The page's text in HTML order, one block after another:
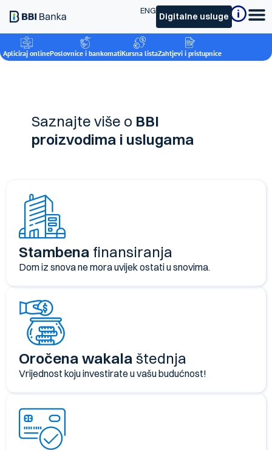
Digitalne usluge
ENG
Saznajte više o BBI
proizvodima i uslugama
Stambena finansiranja
Dom iz snova ne mora uvijek ostati u snovima.
Oročena wakala štednja
Vrijednost koju investirate u vašu budućnost!
Apliciraj onlinePoslovnice i bankomatiKursna listaZahtjevi i pristupnice